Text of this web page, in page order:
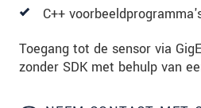
C++
Toegang tot de sensor via
zonder SDK met behulp van
We behandelen uw gegevens
onzePrivacyverklaring.